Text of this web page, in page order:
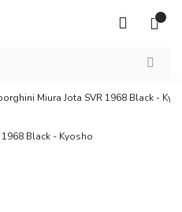
Miura Jota SVR 1968 Black -